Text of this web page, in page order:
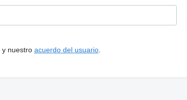
y nuestro acuerdo del usuario.